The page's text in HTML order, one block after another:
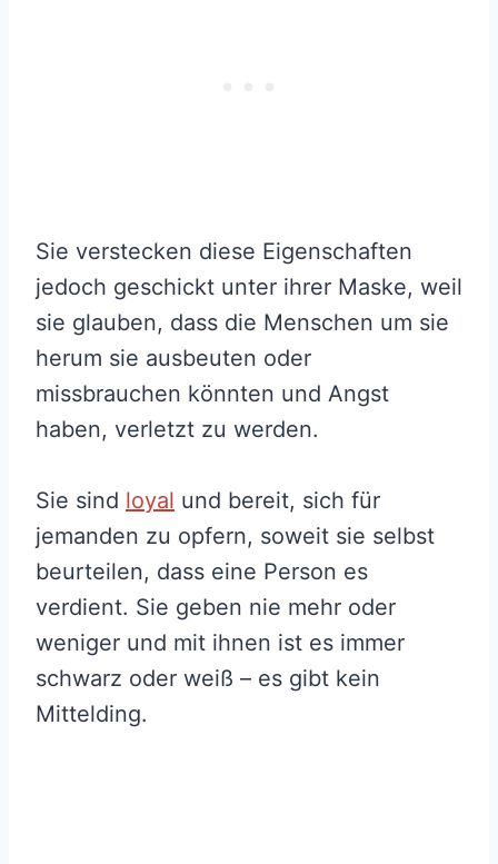
Sie verstecken diese Eigenschaften
jedoch geschickt unter ihrer Maske, weil
sie glauben, dass die Menschen um sie
herum sie ausbeuten oder
missbrauchen könnten und Angst
haben, verletzt zu werden.
Sie sind loyal und bereit, sich für
jemanden zu opfern, soweit sie selbst
beurteilen, dass eine Person es
verdient. Sie geben nie mehr oder
weniger und mit ihnen ist es immer
schwarz oder weiß – es gibt kein
Mittelding.